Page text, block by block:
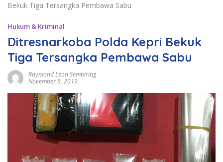
Bekuk Tiga Tersangka Pembawa Sabu
Hukum & Kriminal
Ditresnarkoba Polda Kepri Bekuk
Tiga Tersangka Pembawa Sabu
Raymond Leon Sembiring
November 5, 2019